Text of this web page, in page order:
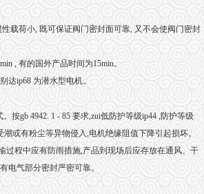
载荷小, 既可保证阀门密封面可靠, 又不会使阀门密封
, 有的国外产品时间为15min。
达ip68 为潜水型电机。
按gb 4942. 1 - 85 要求,zui低防护等级ip44 ,防护等级
或有粉尘等异物侵入,电机绝缘阻值下降引起损坏。
过程中应有防雨措施,产品到现场后应存放在通风、干
电气部分密封严密可靠。